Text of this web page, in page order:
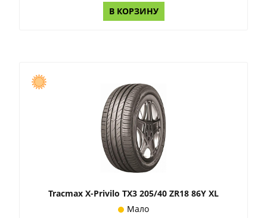
В КОРЗИНУ
Tracmax X-Privilo TX3 205/40 ZR18 86Y XL
Мало